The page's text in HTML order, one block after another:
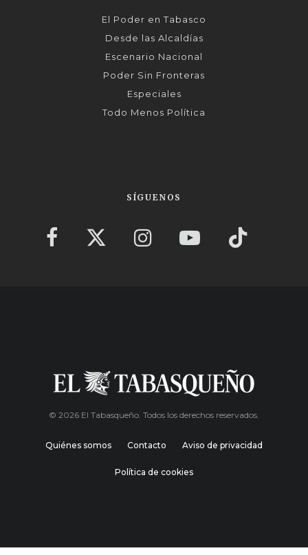
El Poder en Tabasco
Desde las Alcaldías
Escenario Nacional
Poder Sin Fronteras
Especiales
Todo Menos Política
SÍGUENOS
© 2026 El Tabasqueño. Todos los derechos reservados.
Quiénes somos Contacto Aviso de privacidad
Política de cookies